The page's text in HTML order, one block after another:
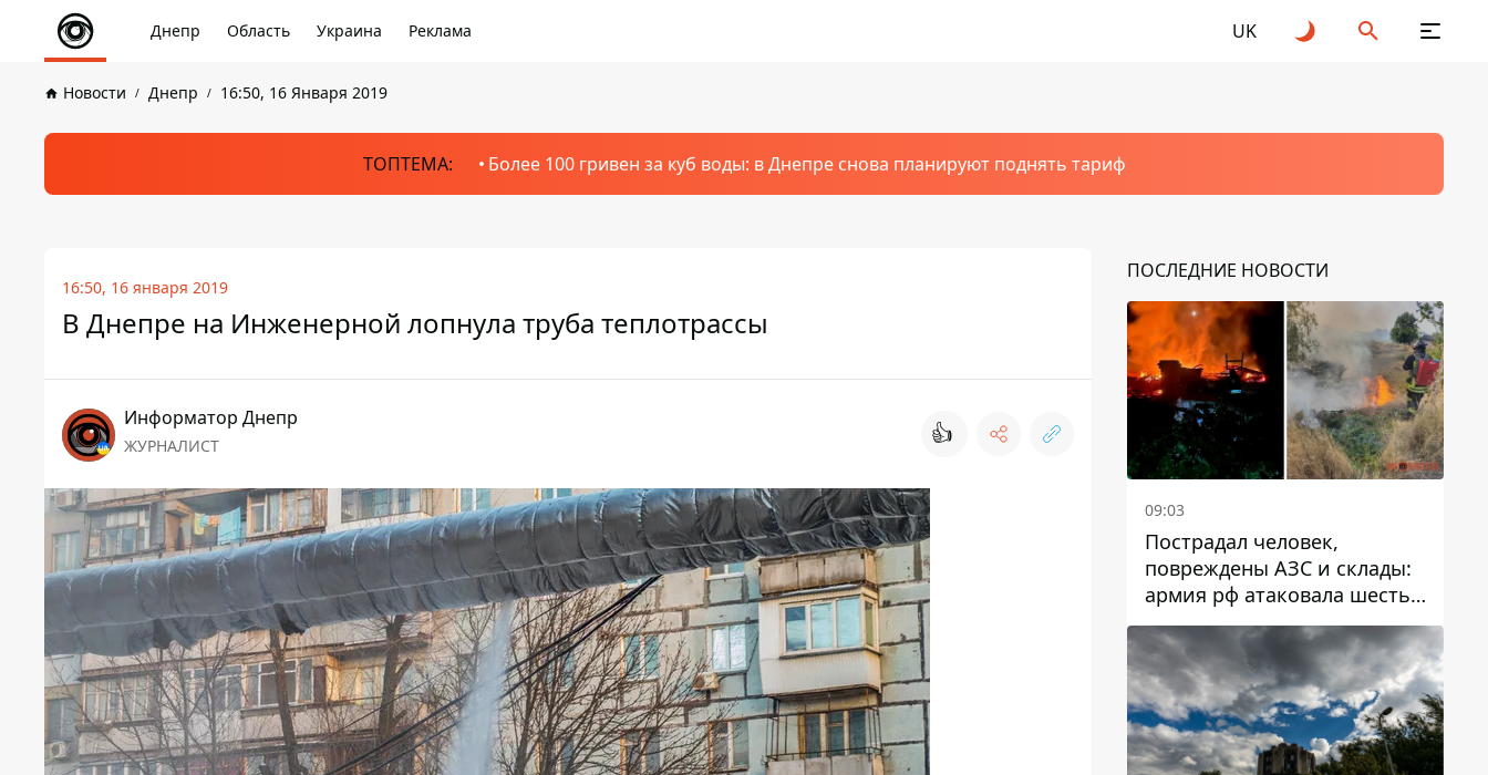
Днепр Область Украина Реклама UK
Новости Днепр 16:50, 16 Января 2019
ТОПТЕМА: Более 100 гривен за куб воды: в Днепре снова планируют поднять тариф
16:50, 16 января 2019
В Днепре на Инженерной лопнула труба теплотрассы
Информатор Днепр
ЖУРНАЛИСТ 👍
ПОСЛЕДНИЕ НОВОСТИ
09:03
Пострадал человек,
повреждены АЗС и склады:
армия рф атаковала шесть
районов Днепропетровской
области